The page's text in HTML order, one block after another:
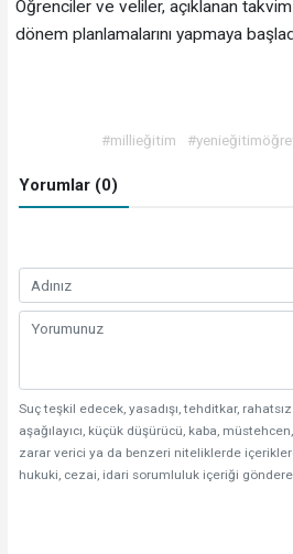
Öğrenciler ve veliler, açıklanan
dönem planlamalarını yapmaya
#millieğitim
Yorumlar (0)
Suç teşkil edecek, yasadışı, tehditkar,
aşağılayıcı, küçük düşürücü, kaba,
zarar verici ya da benzeri niteliklerde
hukuki, cezai, idari sorumluluk içeriği